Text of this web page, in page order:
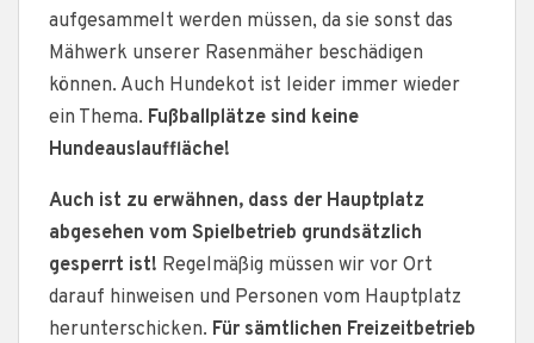
aufgesammelt werden müssen, da sie sonst das
Mähwerk unserer Rasenmäher beschädigen
können. Auch Hundekot ist leider immer wieder
ein Thema. Fußballplätze sind keine
Hundeauslauffläche!
Auch ist zu erwähnen, dass der Hauptplatz
abgesehen vom Spielbetrieb grundsätzlich
gesperrt ist! Regelmäßig müssen wir vor Ort
darauf hinweisen und Personen vom Hauptplatz
herunterschicken. Für sämtlichen Freizeitbetrieb